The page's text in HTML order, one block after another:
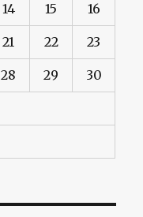
14 15 16
21 22 23
28 29 30